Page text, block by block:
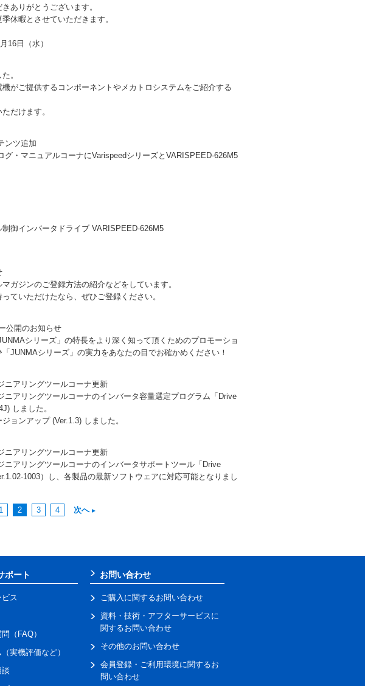
ありがとうございます。
休暇とさせていただきます。
16日（水）
。
がご提供するコンポーネントやメカトロシステムをご紹介する
だけます。
ンツ追加
・マニュアルコーナにVarispeedシリーズとVARISPEED-626M5
御インバータドライブ VARISPEED-626M5
ガジンのご登録方法の紹介などをしています。
ていただけたなら、ぜひご登録ください。
公開のお知らせ
シリーズ」の特長をより深く知って頂くためのプロモーショ
JUNMAシリーズ」の実力をあなたの目でお確かめください！
ニアリングツールコーナ更新
ニアリングツールコーナのインバータ容量選定プログラム「Drive
しました。
ョンアップ (Ver.1.3) しました。
ニアリングツールコーナ更新
ニアリングツールコーナのインバータサポートツール「Drive
1003）し、各製品の最新ソフトウェアに対応可能となりまし
1 2 3 4 次へ
ポート
ス
（FAQ）
実機評価など）
お問い合わせ
ご購入に関するお問い合わせ
資料・技術・アフターサービスに
関するお問い合わせ
その他のお問い合わせ
会員登録・ご利用環境に関するお
問い合わせ